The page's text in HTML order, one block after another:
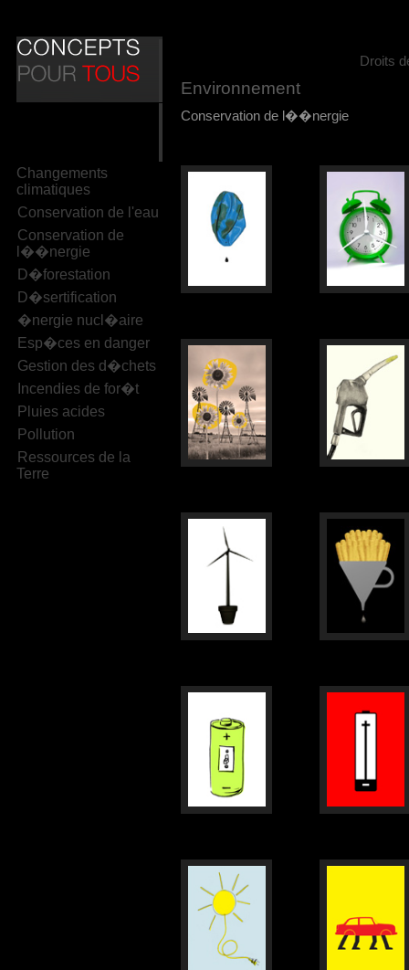
Droits
Environnement
Conservation de l��nergie
Changements
climatiques
Conservation de l'eau
Conservation de
l��nergie
D�forestation
D�sertification
�nergie nucl�aire
Esp�ces en danger
Gestion des d�chets
Incendies de for�t
Pluies acides
Pollution
Ressources de la
Terre